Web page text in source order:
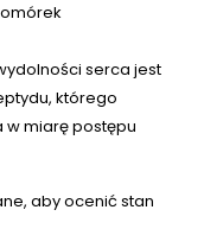
serca jest
którego
w miarę postępu
aby ocenić stan